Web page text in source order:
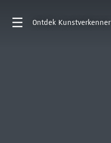
Ontdek Kunstverkenner